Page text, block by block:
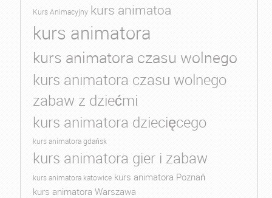
Kurs Animacyjny kurs animatoa
kurs animatora
kurs animatora czasu wolnego
kurs animatora czasu wolnego
zabaw z dziećmi
kurs animatora dziecięcego
kurs animatora gdańsk
kurs animatora gier i zabaw
kurs animatora katowice kurs animatora Poznań
kurs animatora Warszawa